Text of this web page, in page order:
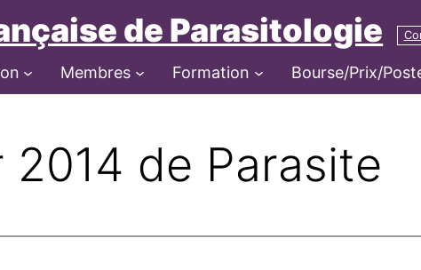
de Parasitologie
Membres Formation Bourse/Prix/
de Parasite